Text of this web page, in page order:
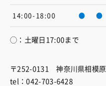
14:00-18:00 ● ●
◯：土曜日17:00まで
〒252-0131 神奈川県相模
tel：042-703-6428